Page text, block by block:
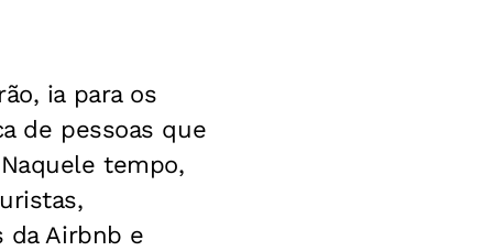
ia para os
de pessoas que
tempo,
da Airbnb e